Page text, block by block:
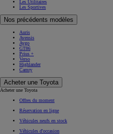
Les Utilitaires
Les Sportives
Nos précédents modèles
Auris
Avensis
Aygo
GT86
Prius +
Verso
Highlander
Camry
Acheter une Toyota
Acheter une Toyota
Offres du moment
Réservation en ligne
Véhicules neufs en stock
Véhicules d'occasion